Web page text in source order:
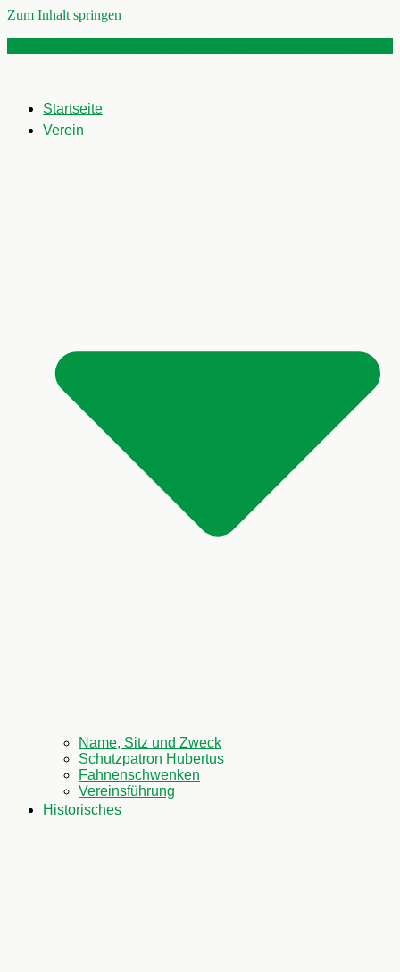
Zum Inhalt springen
Startseite
Verein
Name, Sitz und Zweck
Schutzpatron Hubertus
Fahnenschwenken
Vereinsführung
Historisches